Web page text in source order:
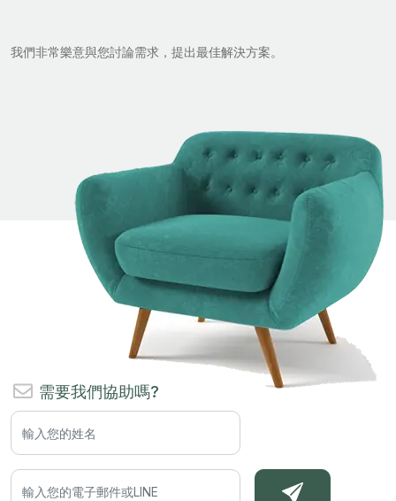
我們非常樂意與您討論需求，提出最佳解決方案。
需要我們協助嗎?